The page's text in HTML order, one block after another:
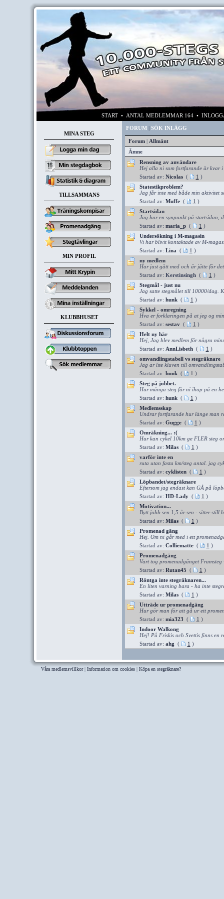
START • ANTAL MEDLEMMAR 164 •
MINA STEG
TILLSAMMANS
MIN PROFIL
KLUBBHUSET
FORUM| SÖK INLÄGG
Forum| Allmänt
Ämne
Rensning av användare
Hej alla ni som fortfarande är kvar i
Startad av: Nicolas( 1 )
Statestikproblem?
Jag får inte med både min aktivitet
Startad av: Muffe( 1 )
Startsidan
Jag har en synpunkt på startsidan,
Startad av: maria_p( 1 )
Undersökning i M-magasin
Vi har blivit kontaktade av M-
Startad av: Lina ( 1 )
ny medlem
Har just gått med och är jätte för
Startad av: Kerstinsingh( 1 )
Stegmål - just nu
Jag satte stegmålet till 10000/dag.
Startad av: hunk( 1 )
Sykkel - omregning
Hva er forklaringen på at jeg og
Startad av: sestav( 1 )
Helt ny här
Hej, Jag blev medlem för några
Startad av: AnnLisbeth( 1 )
omvandlingstabell vs stegräknare
Jag är lite kluven till
Startad av: hunk( 1 )
Steg på jobbet.
Hur många steg får ni ihop på en
Startad av: hunk( 1 )
Medlemsskap
Undrar fortfarande hur länge man
Startad av: Gugge( 1 )
Omräkning... :(
Hur kan cykel 10km ge FLER steg
Startad av: Milas( 1 )
varför inte en
ruta utan fasta km/steg antal. jag
Startad av: cyklisten( 1 )
Löpbandet/stegräknare
Eftersom jag endast kan GÅ på
Startad av: HD-Lady( 1 )
Motivation...
Bytt jobb sen 1,5 år sen - sitter still
Startad av: Milas( 1 )
Promenad gäng
Hej. Om ni går med i ett
Startad av: Colliematte( 1 )
Promenadgäng
Vart tog promenadgänget
Startad av: Rutan45 ( 1 )
Röntga inte stegräknaren...
En liten varning bara - ha inte
Startad av: Milas( 1 )
Utträde ur promenadgäng
Hur gör man för att gå ur ett
Startad av: mia323 ( 1 )
Indoor Walkong
Hej! På Friskis och Svettis finns en
Startad av: ahg ( 1 )
Våra medlemsvillkor| Information om cookies | Köpa en stegräknare?